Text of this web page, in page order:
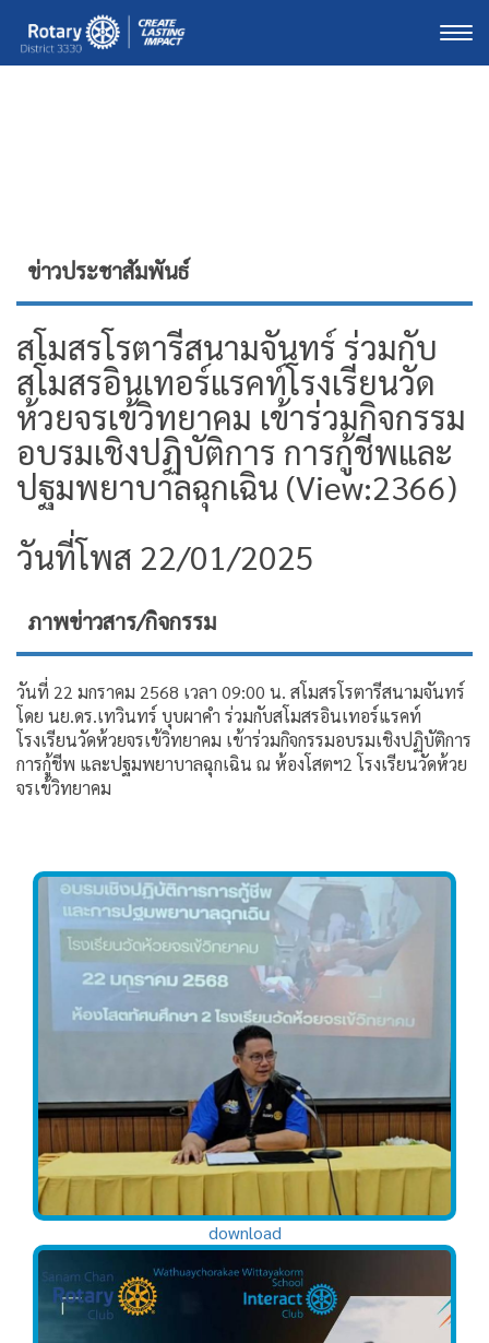
ข่าวประชาสัมพันธ์
สโมสรโรตารีสนามจันทร์ ร่วมกับ
สโมสรอินเทอร์แรคท์โรงเรียนวัด
ห้วยจรเข้วิทยาคม เข้าร่วมกิจกรรม
อบรมเชิงปฏิบัติการ การกู้ชีพและ
ปฐมพยาบาลฉุกเฉิน (View:2366)
วันที่โพส 22/01/2025
ภาพข่าวสาร/กิจกรรม
วันที่ 22 มกราคม 2568 เวลา 09:00 น. สโมสรโรตารีสนามจันทร์​
โดย​ นย.ดร.เทวินทร์​ บุบผาคำ​ ร่วมกับสโมสรอินเทอร์แรคท์
โรงเรียนวัดห้วยจรเข้วิทยาคม เข้าร่วมกิจกรรมอบรมเชิงปฏิบัติการ
การกู้ชีพ และปฐมพยาบาลฉุกเฉิน ณ ห้องโสตฯ2 โรงเรียนวัดห้วย
จรเข้วิทยาคม
download